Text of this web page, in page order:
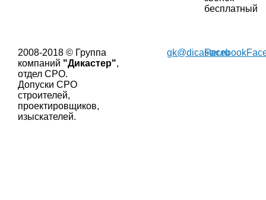
бесплатный
2008-2018 © Группа
компаний "Дикастер",
отдел СРО.
Допуски СРО
строителей,
проектировщиков,
изыскателей.
gk@dicaster.ru
Facebook